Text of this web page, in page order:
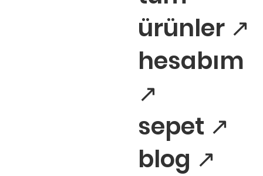
ürünler ↗
hesabım
↗
sepet ↗
blog ↗